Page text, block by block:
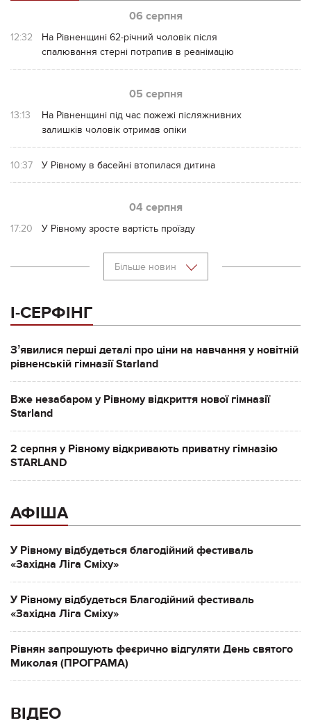
06 серпня
12:32
На Рівненщині 62-річний чоловік після
спалювання стерні потрапив в реанімацію
05 серпня
13:13
На Рівненщині під час пожежі післяжнивних
залишків чоловік отримав опіки
10:37 У Рівному в басейні втопилася дитина
04 серпня
17:20 У Рівному зросте вартість проїзду
Більше новин
І-СЕРФІНГ
Зʼявилися перші деталі про ціни на навчання у новітній
рівненській гімназії Starland
Вже незабаром у Рівному відкриття нової гімназії
Starland
2 серпня у Рівному відкривають приватну гімназію
STARLAND
АФІША
У Рівному відбудеться благодійний фестиваль
«Західна Ліга Сміху»
У Рівному відбудеться Благодійний фестиваль
«Західна Ліга Сміху»
Рівнян запрошують феєрично відгуляти День святого
Миколая (ПРОГРАМА)
ВІДЕО